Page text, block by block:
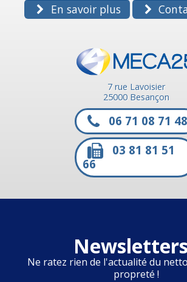
En savoir plus
7 rue Lavoisier
25000 Besançon
06 71 08 71 48
03 81 81 51
66
Ne ratez rien de l'actualité du
propreté !